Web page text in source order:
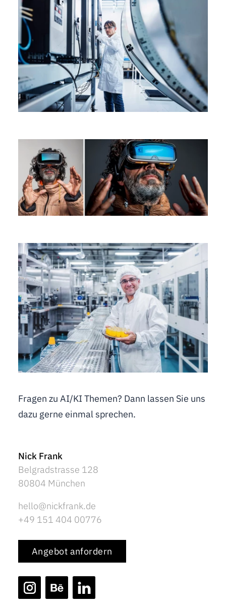
Fragen zu AI/KI Themen? Dann lassen Sie uns
dazu gerne einmal sprechen.
Nick Frank
Belgradstrasse 128
80804 München
hello@nickfrank.de
+49 151 404 00776
Angebot anfordern